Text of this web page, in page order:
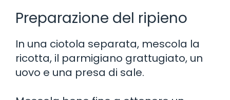
Preparazione del ripieno
In una ciotola separata, mescola la
ricotta, il parmigiano grattugiato, un
uovo e una presa di sale.